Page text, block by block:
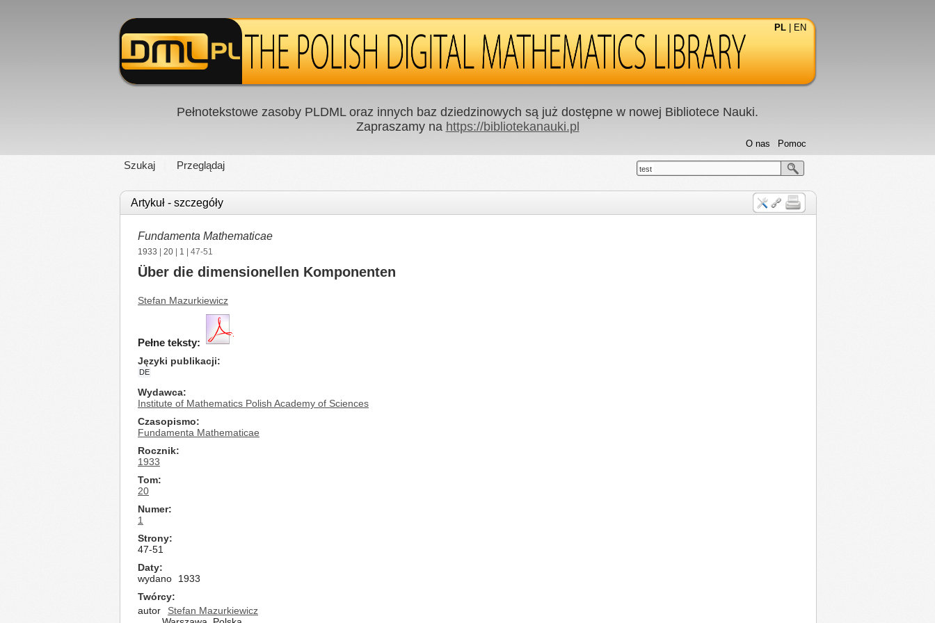
PL EN
Pełnotekstowe zasoby PLDML oraz innych baz dziedzinowych są już dostępne w nowej Bibliotece Nauki.
Zapraszamy na https://bibliotekanauki.pl
Szukaj Przeglądaj
Pomoc
O nas
test
Artykuł - szczegóły
Fundamenta Mathematicae
1933 20 1 | 47-51
Über die dimensionellen Komponenten
Stefan Mazurkiewicz
Pełne teksty:
Języki publikacji
DE
Wydawca
Institute of Mathematics Polish Academy of Sciences
Czasopismo
Fundamenta Mathematicae
Rocznik
1933
Tom
20
Numer
1
Strony
47-51
Daty
wydano
1933
Twórcy
autor
Stefan Mazurkiewicz